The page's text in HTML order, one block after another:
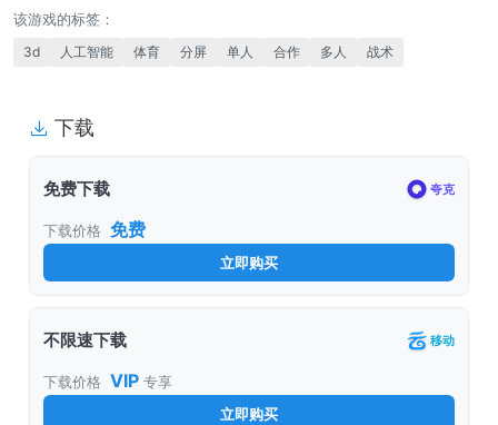
该游戏的标签：
3d 人工智能 体育 分屏 单人 合作 多人 战术
下载
免费下载 夸克
下载价格 免费
立即购买
不限速下载 移动
下载价格 VIP 专享
立即购买